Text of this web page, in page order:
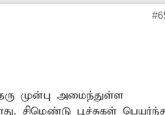
முன்பு அமைந்துள்ள
சிமெண்டு பூச்சுகள்